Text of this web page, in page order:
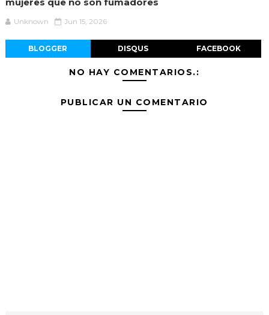
Unknown Jun 15, 2026
BLOGGER DISQUS FACEBOOK
NO HAY COMENTARIOS.:
PUBLICAR UN COMENTARIO